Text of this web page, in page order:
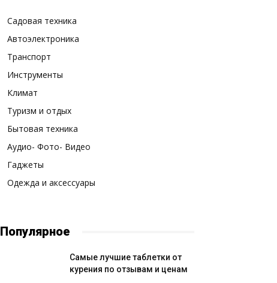
Садовая техника
Автоэлектроника
Транспорт
Инструменты
Климат
Туризм и отдых
Бытовая техника
Аудио- Фото- Видео
Гаджеты
Одежда и аксессуары
Популярное
Самые лучшие таблетки от
курения по отзывам и ценам